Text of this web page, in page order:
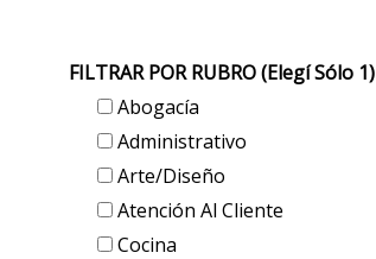
FILTRAR POR RUBRO (elegí Sólo 1)
Abogacía
Administrativo
Arte/Diseño
Atención Al Cliente
Cocina